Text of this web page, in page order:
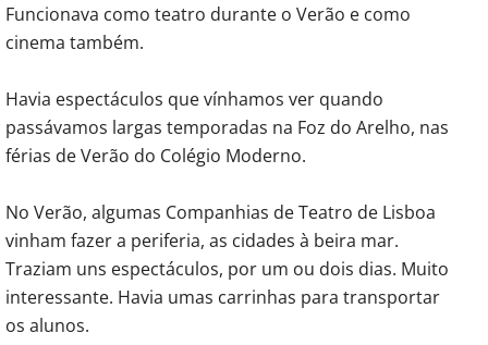
Funcionava como teatro durante o Verão e como
cinema também.
Havia espectáculos que vínhamos ver quando
passávamos largas temporadas na Foz do Arelho, nas
férias de Verão do Colégio Moderno.
No Verão, algumas Companhias de Teatro de Lisboa
vinham fazer a periferia, as cidades à beira mar.
Traziam uns espectáculos, por um ou dois dias. Muito
interessante. Havia umas carrinhas para transportar
os alunos.